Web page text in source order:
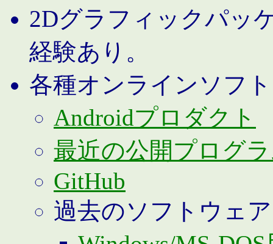
2Dグラフィックパッ
経験あり。
各種オンラインソフ
Androidプロダクト
最近の公開プログ
GitHub
過去のソフトウェア